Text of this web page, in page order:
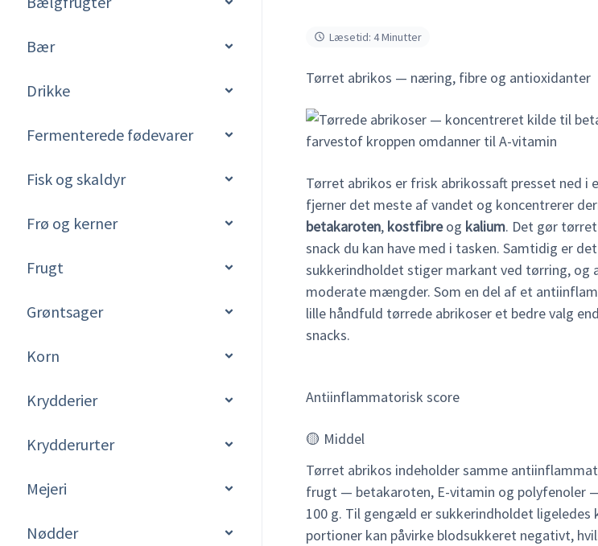
Bær
Drikke
Fermenterede fødevarer
Fisk og skaldyr
Frø og kerner
Frugt
Grøntsager
Korn
Krydderier
Krydderurter
Mejeri
Nødder
Læsetid: 4 Minutter
Tørret abrikos — næring, fibre og antioxidanter
Tørret abrikos er frisk abrikossaft presset ned i
fjerner det meste af vandet og koncentrerer
betakaroten, kostfibreog kalium. Det gør
snack du kan have med i tasken. Samtidig er
sukkerindholdet stiger markant ved tørring, og
moderate mængder. Som en del af et
lille håndfuld tørrede abrikoser et bedre valg
snacks.
Antiinflammatorisk score
🟡 Middel
Tørret abrikos indeholder samme
frugt — betakaroten, E-vitamin og polyfenoler
100 g. Til gengæld er sukkerindholdet
portioner kan påvirke blodsukkeret negativt,